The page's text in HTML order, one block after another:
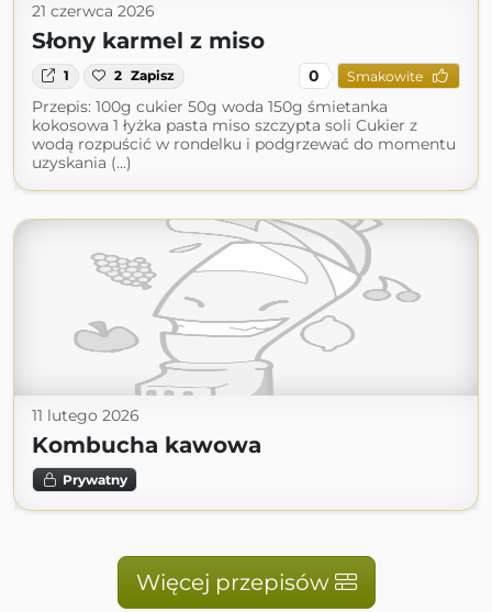
21 czerwca 2026
Słony karmel z miso
1 2 Zapisz 0 Smakowite
Przepis: 100g cukier 50g woda 150g śmietanka
kokosowa 1 łyżka pasta miso szczypta soli Cukier z
wodą rozpuścić w rondelku i podgrzewać do momentu
uzyskania (...)
11 lutego 2026
Kombucha kawowa
Prywatny
Więcej przepisów